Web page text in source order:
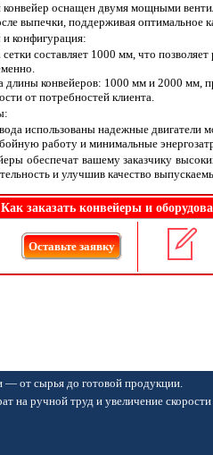
оснащен двумя мощными
выпечки, поддерживая оптимальное
конфигурация:
составляет 1000 мм, что
длины конвейеров: 1000 мм и 2000 мм,
от потребностей клиента.
использованы надежные двигатели
работу и минимальные
обеспечат вашему заказчику
и улучшив качество
Как заказать конвейеры и
Оставьте заявку
— от сырья до готовой продукции.
на ручной труд и увеличение скорости